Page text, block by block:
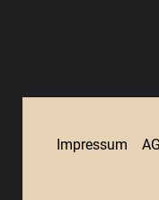
Impressum